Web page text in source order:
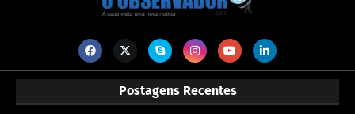
Postagens Recentes